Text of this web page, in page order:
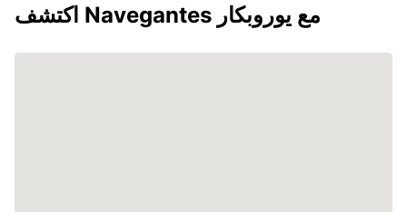
اكتشف Navegantes مع يوروبكار